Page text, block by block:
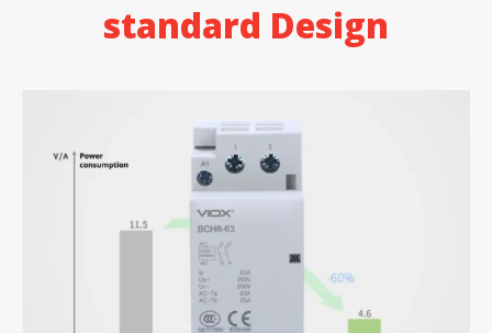
standard Design